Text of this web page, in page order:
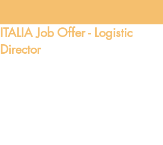
ITALIA Job Offer - Logistic
Director